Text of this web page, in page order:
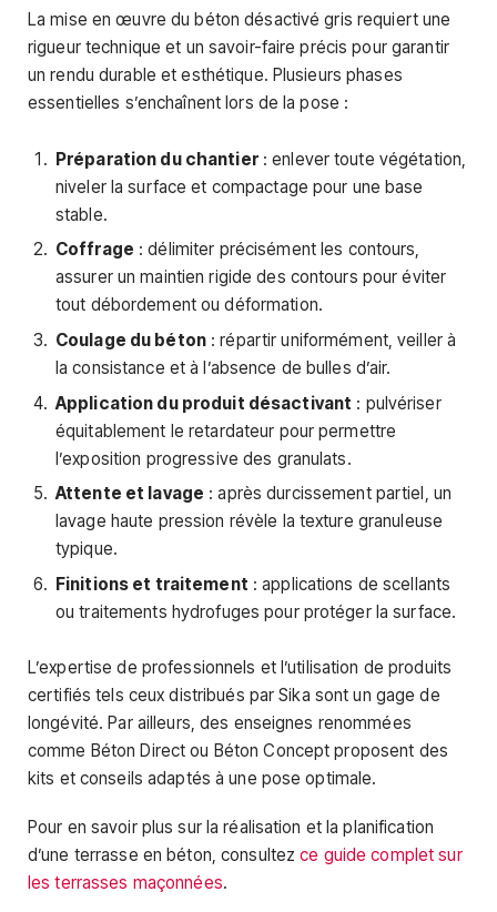
La mise en œuvre du béton désactivé gris requiert une
rigueur technique et un savoir-faire précis pour garantir
un rendu durable et esthétique. Plusieurs phases
essentielles s’enchaînent lors de la pose :
Préparation du chantier: enlever toute végétation,
niveler la surface et compactage pour une base
stable.
Coffrage : délimiter précisément les contours,
assurer un maintien rigide des contours pour éviter
tout débordement ou déformation.
Coulage du béton: répartir uniformément, veiller à
la consistance et à l’absence de bulles d’air.
Application du produit désactivant : pulvériser
équitablement le retardateur pour permettre
l’exposition progressive des granulats.
Attente et lavage : après durcissement partiel, un
lavage haute pression révèle la texture granuleuse
typique.
Finitions et traitement : applications de scellants
ou traitements hydrofuges pour protéger la surface.
L’expertise de professionnels et l’utilisation de produits
certifiés tels ceux distribués par Sika sont un gage de
longévité. Par ailleurs, des enseignes renommées
comme Béton Direct ou Béton Concept proposent des
kits et conseils adaptés à une pose optimale.
Pour en savoir plus sur la réalisation et la planification
d’une terrasse en béton, consultezce guide complet sur
les terrasses maçonnées.